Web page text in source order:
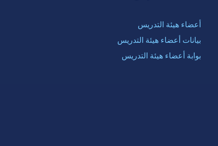
أعضاء هيئة التدريس
بيانات أعضاء هيئة التدريس
بوابة أعضاء هيئة التدريس